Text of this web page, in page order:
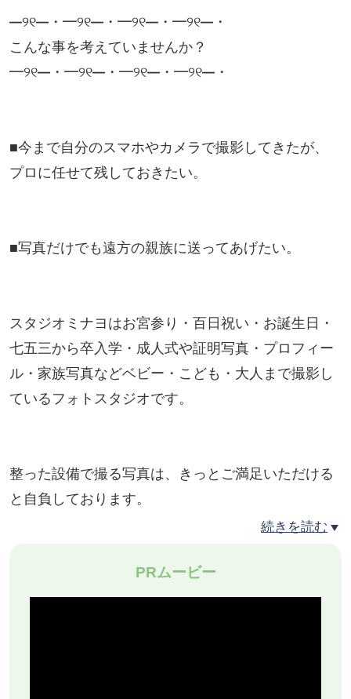
━୨୧━・━୨୧━・━୨୧━・━୨୧━・
こんな事を考えていませんか？
━୨୧━・━୨୧━・━୨୧━・━୨୧━・
■今まで自分のスマホやカメラで撮影してきたが、
プロに任せて残しておきたい。
■写真だけでも遠方の親族に送ってあげたい。
スタジオミナヨはお宮参り・百日祝い・お誕生日・
七五三から卒入学・成人式や証明写真・プロフィー
ル・家族写真などベビー・こども・大人まで撮影し
ているフォトスタジオです。
整った設備で撮る写真は、きっとご満足いただける
と自負しております。
━୨୧━・━୨୧━
続きを読む
PRムービー